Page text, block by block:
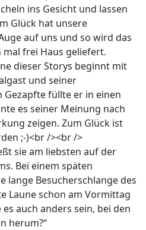
ins Gesicht und lassen
Glück hat unsere
auf uns und so wird das
mal frei Haus geliefert.
dieser Storys beginnt mit
und seiner
Gezapfte füllte er in einen
es seiner Meinung nach
zeigen. Zum Glück ist
;-)<br /><br />
sie am liebsten auf der
Bei einem späten
lange Besucherschlange des
Laune schon am Vormittag
auch anders sein, bei den
herum?“